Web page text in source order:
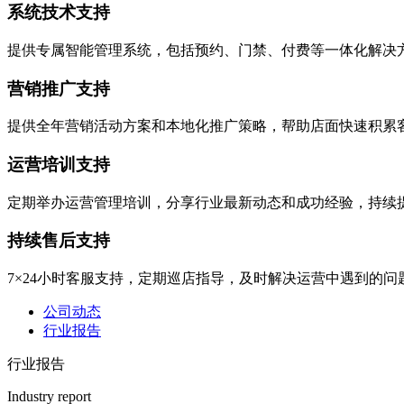
系统技术支持
提供专属智能管理系统，包括预约、门禁、付费等一体化解决
营销推广支持
提供全年营销活动方案和本地化推广策略，帮助店面快速积累
运营培训支持
定期举办运营管理培训，分享行业最新动态和成功经验，持续
持续售后支持
7×24小时客服支持，定期巡店指导，及时解决运营中遇到的问
公司动态
行业报告
行业报告
Industry report